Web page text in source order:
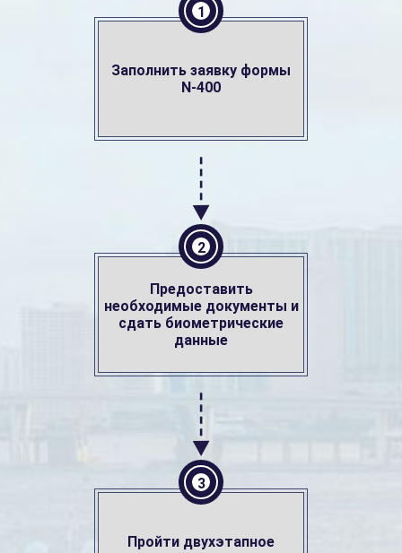
1
Заполнить заявку формы
N-400
2
Предоставить
необходимые документы и
сдать биометрические
данные
3
Пройти двухэтапное